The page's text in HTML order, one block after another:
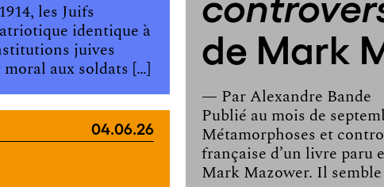
les Juifs
identique à
juives
aux soldats […]
de Mark
— Par Alexandre Bande
Publié au mois de
Métamorphoses et
française d’un livre paru
Mark Mazower. Il semble
04.06.26